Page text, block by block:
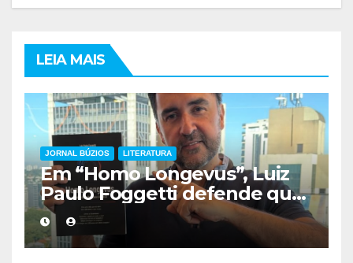
LEIA MAIS
JORNAL BÚZIOS LITERATURA
Em “Homo Longevus”, Luiz
Paulo Foggetti defende que
viver mais exigirá uma nova
forma de encarar a vida